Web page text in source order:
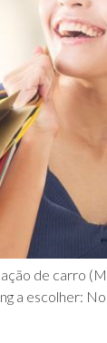
de carro
a escolher: